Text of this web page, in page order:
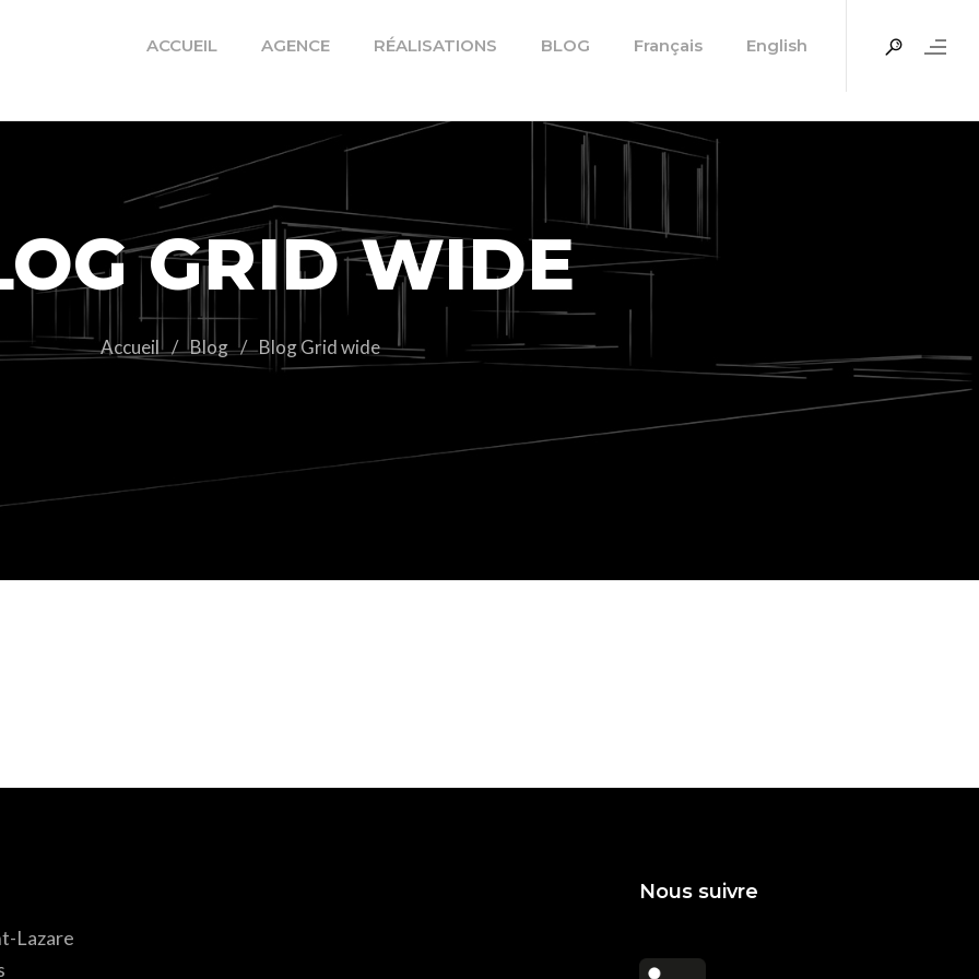
ACCUEIL AGENCE RÉALISATIONS BLOG Français English
GRID WIDE
Accueil / Blog / Blog Grid wide
Lazare
Nous suivre